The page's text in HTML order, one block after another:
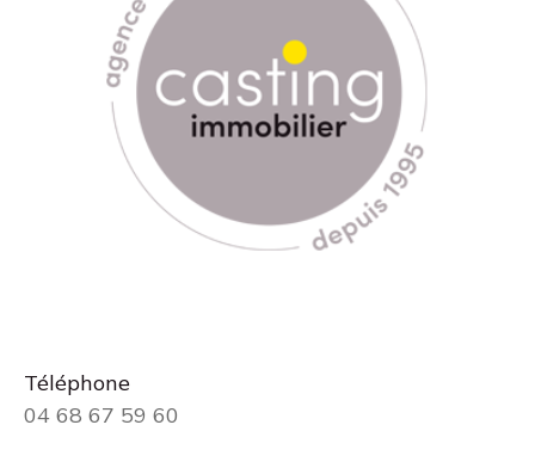
Téléphone
04 68 67 59 60